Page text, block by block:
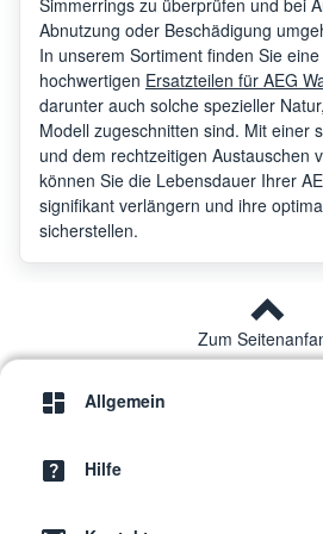
AEG
AEG
AEG
AEG
Abnutzung oder Beschädigung
In unserem Sortiment finden Sie
hochwertigen Ersatzteilen für AEG
darunter auch solche spezieller
Modell zugeschnitten sind. Mit einer
und dem rechtzeitigen Austauschen
können Sie die Lebensdauer Ihrer
signifikant verlängern und ihre
sicherstellen.
Zum
Allgemein
Hilfe